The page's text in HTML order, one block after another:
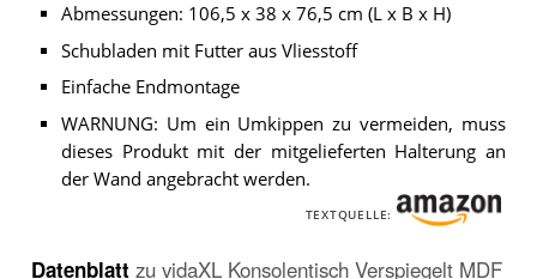
Abmessungen: 106,5 x 38 x 76,5 cm (L x B x H)
Schubladen mit Futter aus Vliesstoff
Einfache Endmontage
WARNUNG: Um ein Umkippen zu vermeiden, muss
dieses Produkt mit der mitgelieferten Halterung an
der Wand angebracht werden.
TEXTQUELLE:
Datenblatt zu vidaXL Konsolentisch Verspiegelt MDF